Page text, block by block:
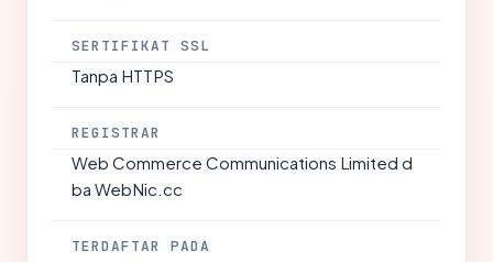
SERTIFIKAT SSL
Tanpa HTTPS
REGISTRAR
Web Commerce Communications Limited d
ba WebNic.cc
TERDAFTAR PADA